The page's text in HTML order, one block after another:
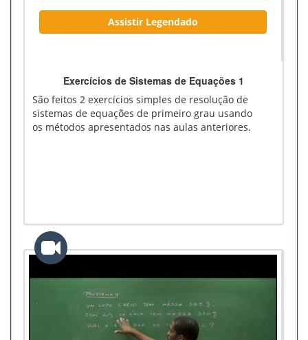
Assistir Legendado
Exercícios de Sistemas de Equações 1
São feitos 2 exercícios simples de resolução de
sistemas de equações de primeiro grau usando
os métodos apresentados nas aulas anteriores.